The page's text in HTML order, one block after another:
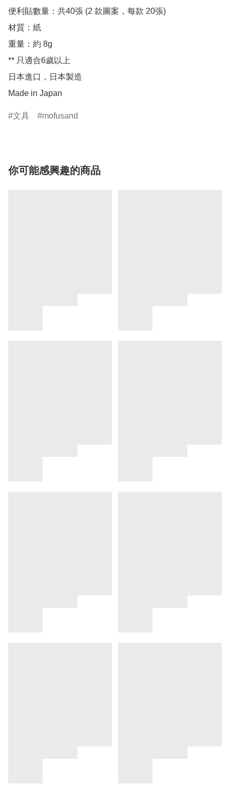
便利貼數量：共40張 (2 款圖案，每款 20張)
材質：紙
重量：約 8g
** 只適合6歲以上
日本進口，日本製造
Made in Japan
文具 mofusand
你可能感興趣的商品